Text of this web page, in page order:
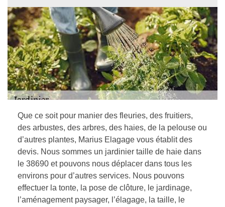
Que ce soit pour manier des fleuries, des fruitiers,
des arbustes, des arbres, des haies, de la pelouse ou
d’autres plantes, Marius Elagage vous établit des
devis. Nous sommes un jardinier taille de haie dans
le 38690 et pouvons nous déplacer dans tous les
environs pour d’autres services. Nous pouvons
effectuer la tonte, la pose de clôture, le jardinage,
l’aménagement paysager, l’élagage, la taille, le